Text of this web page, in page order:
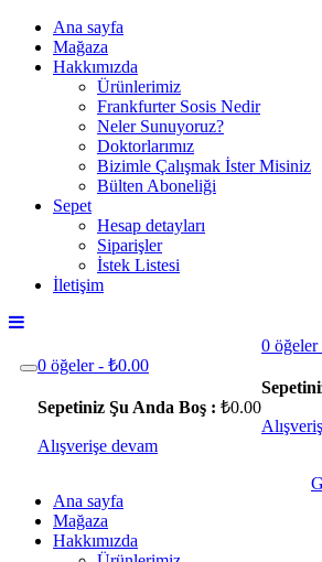
Ana sayfa
Mağaza
Hakkımızda
Ürünlerimiz
Frankfurter Sosis Nedir
Neler Sunuyoruz?
Doktorlarımız
Bizimle Çalışmak İster Misiniz
Bülten Aboneliği
Sepet
Hesap detayları
Siparişler
İstek Listesi
İletişim
0 öğeler
0 öğeler - ₺0.00
Sepetiniz Şu Anda Boş : ₺0.00
Alışverişe devam
Ana sayfa
Mağaza
Hakkımızda